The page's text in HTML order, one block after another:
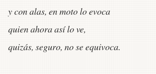
y con alas, en moto lo evoca
quien ahora así lo ve,
quizás, seguro, no se equivoca.